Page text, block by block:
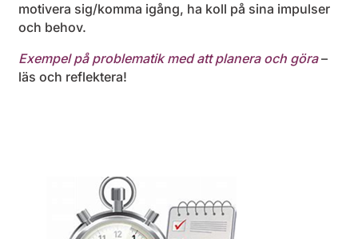
motivera sig/komma igång, ha koll på sina impulser
och behov.
Exempel på problematik med att planera och göra –
läs och reflektera!